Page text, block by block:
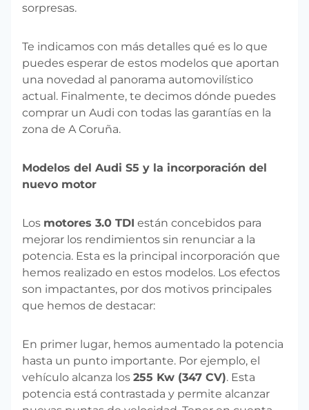
sorpresas.
Te indicamos con más detalles qué es lo que
puedes esperar de estos modelos que aportan
una novedad al panorama automovilístico
actual. Finalmente, te decimos dónde puedes
comprar un Audi con todas las garantías en la
zona de A Coruña.
Modelos del Audi S5 y la incorporación del
nuevo motor
Los motores 3.0 TDI están concebidos para
mejorar los rendimientos sin renunciar a la
potencia. Esta es la principal incorporación que
hemos realizado en estos modelos. Los efectos
son impactantes, por dos motivos principales
que hemos de destacar:
En primer lugar, hemos aumentado la potencia
hasta un punto importante. Por ejemplo, el
vehículo alcanza los 255 Kw (347 CV). Esta
potencia está contrastada y permite alcanzar